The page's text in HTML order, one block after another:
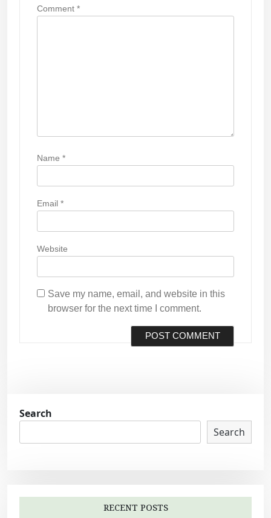
Comment *
Name *
Email *
Website
Save my name, email, and website in this
browser for the next time I comment.
Search
Search
RECENT POSTS